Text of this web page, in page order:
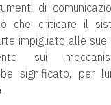
di
che criticare il
impigliato alle sue
sui
significato, per